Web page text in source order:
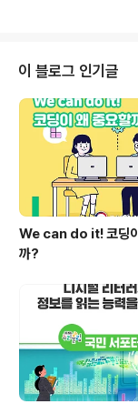
력을 활성화하여 APEC 역
고, 대한민국의 국가적 위
대되는데요~ 그렇다면,
EC 회원국의 교육 수장
의만 진행하는 걸까요
차관 등 교육의 ..
이 블로그 인기글
We can do it! 코딩
까?